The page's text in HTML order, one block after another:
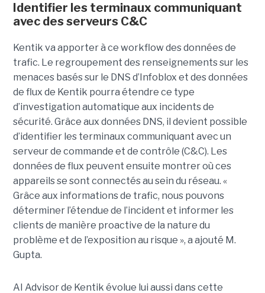
Identifier les terminaux communiquant
avec des serveurs C&C
Kentik va apporter à ce workflow des données de
trafic. Le regroupement des renseignements sur les
menaces basés sur le DNS d’Infoblox et des données
de flux de Kentik pourra étendre ce type
d’investigation automatique aux incidents de
sécurité. Grâce aux données DNS, il devient possible
d’identifier les terminaux communiquant avec un
serveur de commande et de contrôle (C&C). Les
données de flux peuvent ensuite montrer où ces
appareils se sont connectés au sein du réseau. «
Grâce aux informations de trafic, nous pouvons
déterminer l’étendue de l’incident et informer les
clients de manière proactive de la nature du
problème et de l’exposition au risque », a ajouté M.
Gupta.
AI Advisor de Kentik évolue lui aussi dans cette